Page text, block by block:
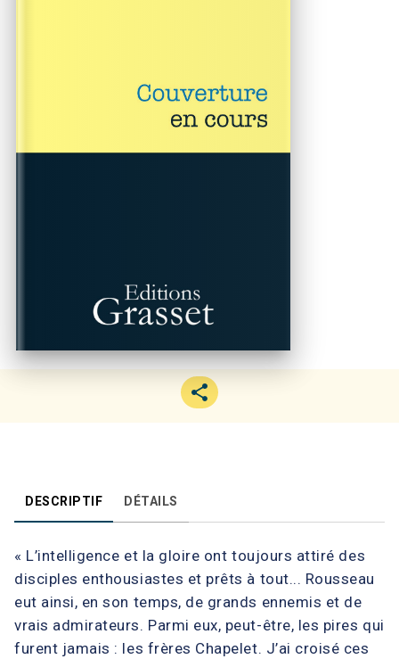
DESCRIPTIF DÉTAILS
« L’intelligence et la gloire ont toujours attiré des
disciples enthousiastes et prêts à tout... Rousseau
eut ainsi, en son temps, de grands ennemis et de
vrais admirateurs. Parmi eux, peut-être, les pires qui
furent jamais : les frères Chapelet. J’ai croisé ces